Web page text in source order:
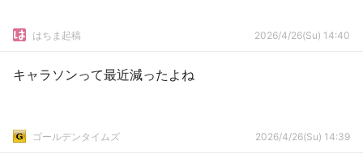
はちま起稿 2026/4/26(Su) 14:40
キャラソンって最近減ったよね
ゴールデンタイムズ 2026/4/26(Su) 14:39